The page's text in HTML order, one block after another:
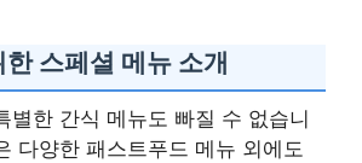
스페셜 메뉴 소개
별한 간식 메뉴도 빠질 수 없습니
다양한 패스트푸드 메뉴 외에도